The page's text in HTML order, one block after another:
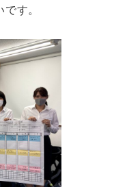
す。